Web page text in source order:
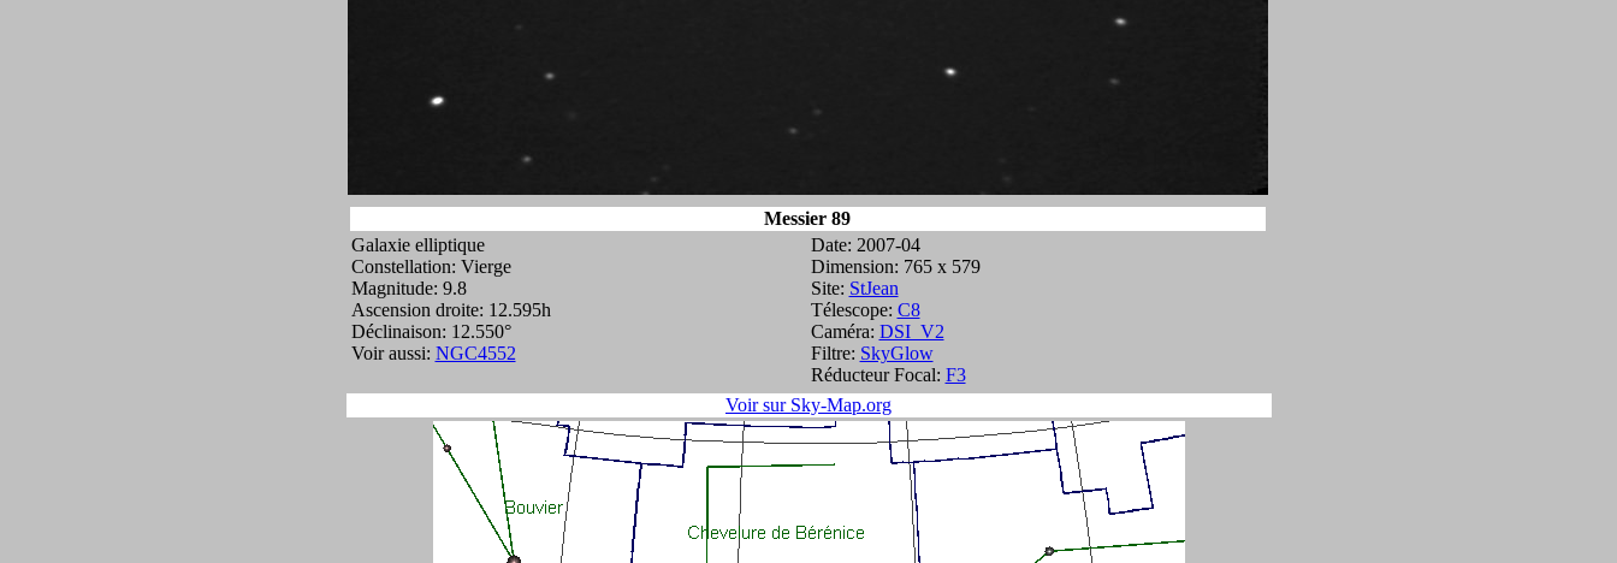
Messier 89
Galaxie elliptique
Constellation: Vierge
Magnitude: 9.8
Ascension droite: 12.595h
Déclinaison: 12.550°
Voir aussi: NGC4552
Date: 2007-04
Dimension: 765 x 579
Site: StJean
Télescope: C8
Caméra: DSI_V2
Filtre: SkyGlow
Réducteur Focal: F3
Voir sur Sky-Map.org